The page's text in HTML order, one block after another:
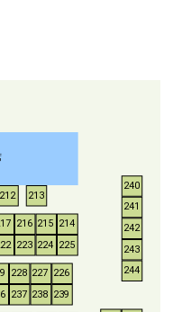
212 213
214
215
216
223 224 225
226
227
228
237 238 239
240
241
242
243
244